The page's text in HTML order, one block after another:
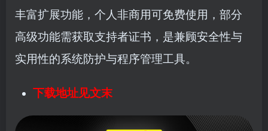
丰富扩展功能，个人非商用可免费使用，部分
高级功能需获取支持者证书，是兼顾安全性与
实用性的系统防护与程序管理工具。
下载地址见文末